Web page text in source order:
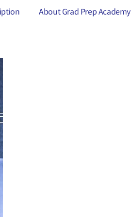
About Grad Prep Academy
About Grad Prep Academy